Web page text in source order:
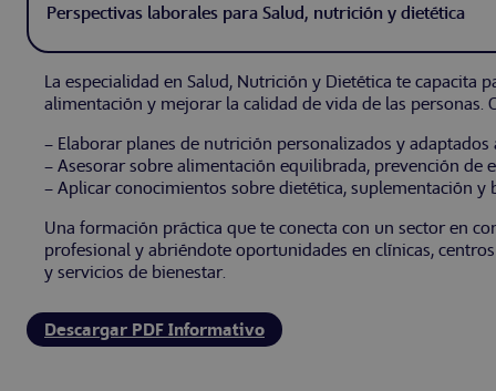
Perspectivas laborales para Salud, nutrición y dietética
La especialidad en Salud, Nutrición y Dietética te capacita
alimentación y mejorar la calidad de vida de las personas.
– Elaborar planes de nutrición personalizados y
– Asesorar sobre alimentación equilibrada, prevención de
– Aplicar conocimientos sobre dietética, suplementación
Una formación práctica que te conecta con un sector en
profesional y abriéndote oportunidades en clínicas,
y servicios de bienestar.
Descargar PDF Informativo